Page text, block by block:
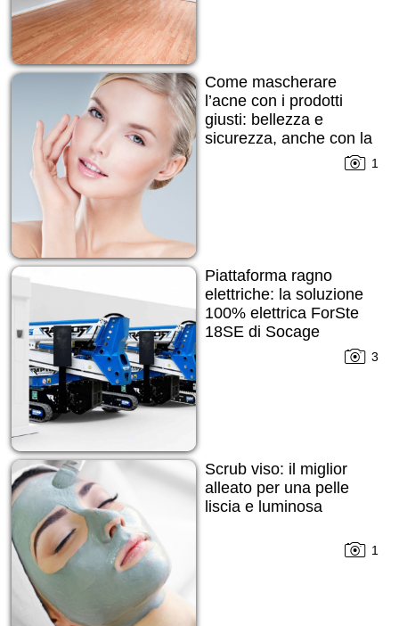
Come mascherare
l’acne con i prodotti
giusti: bellezza e
sicurezza, anche con la
1
Piattaforma ragno
elettriche: la soluzione
100% elettrica ForSte
18SE di Socage
3
Scrub viso: il miglior
alleato per una pelle
liscia e luminosa
1